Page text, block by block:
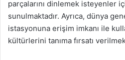
parçalarını dinlemek isteyenler
sunulmaktadır. Ayrıca, dünya
istasyonuna erişim imkanı ile
kültürlerini tanıma fırsatı